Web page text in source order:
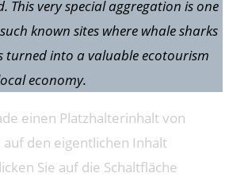
This very special aggregation is one
known sites where whale sharks
turned into a valuable ecotourism
economy.
einen Platzhalterinhalt von
auf den eigentlichen Inhalt
Sie auf die Schaltfläche